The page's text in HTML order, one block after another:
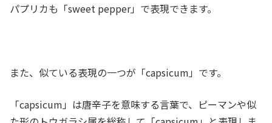
パプリカも「sweet pepper」で表現できます。
また、似ている表現の一つが「capsicum」です。
「capsicum」は唐辛子を意味する言葉で、ピーマンや似